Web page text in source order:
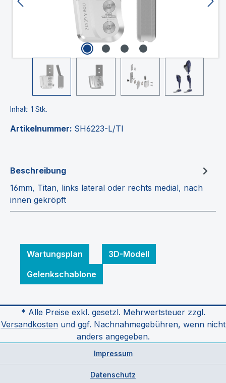
Inhalt: 1 Stk.
Artikelnummer: SH6223-L/TI
Beschreibung
16mm, Titan, links lateral oder rechts medial, nach
innen gekröpft
Wartungsplan
3D-Modell
Gelenkschablone
* Alle Preise exkl. gesetzl. Mehrwertsteuer zzgl.
Versandkostenund ggf. Nachnahmegebühren, wenn nicht
anders angegeben.
Impressum
Datenschutz